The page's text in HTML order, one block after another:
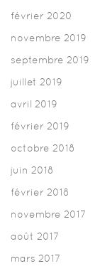
février 2020
novembre 2019
septembre 2019
juillet 2019
avril 2019
février 2019
octobre 2018
juin 2018
février 2018
novembre 2017
août 2017
mars 2017